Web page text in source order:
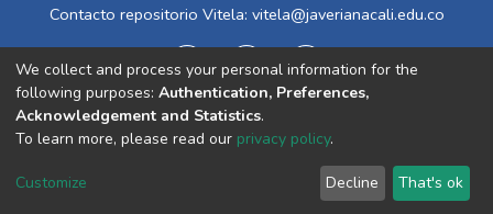
Contacto repositorio Vitela: vitela@javerianacali.edu.co
Cookie
End User
Agreement
Send
Feedback
We collect and process your personal information for the
following purposes: Authentication, Preferences,
Acknowledgement and Statistics.
To learn more, please read our privacy policy.
Customize Decline That's ok